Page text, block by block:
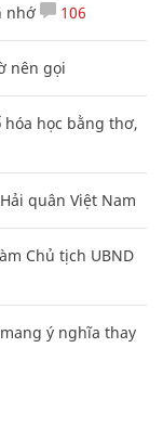
nhớ 106
nên gọi
học bằng thơ,
quân Việt Nam
Chủ tịch UBND
ý nghĩa thay